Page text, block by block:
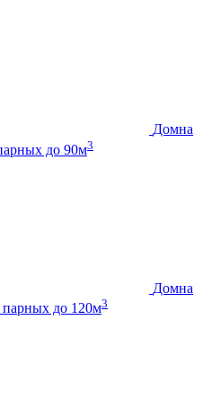
Домна
до 90м3
Домна
парных до 120м3